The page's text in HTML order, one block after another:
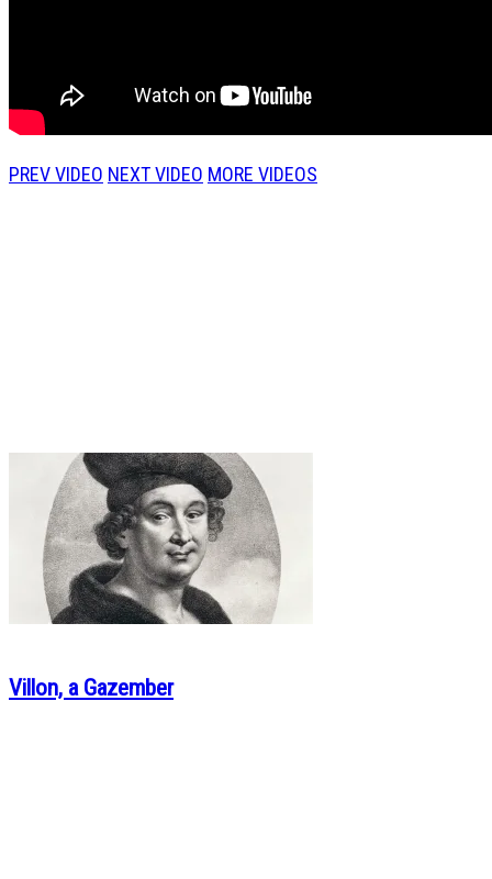
PREV VIDEO NEXT VIDEO MORE VIDEOS
Villon, a Gazember